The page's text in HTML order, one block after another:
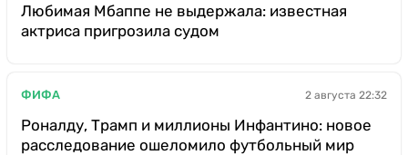
Любимая Мбаппе не выдержала: известная
актриса пригрозила судом
ФИФА 2 августа 22:32
Роналду, Трамп и миллионы Инфантино: новое
расследование ошеломило футбольный мир